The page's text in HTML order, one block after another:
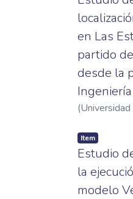
en Las
partido
desde la
(
Item
Estudio
la
modelo